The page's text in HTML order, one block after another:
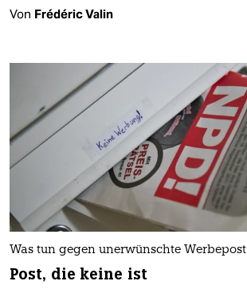
Von Frédéric Valin
Was tun gegen unerwünschte Werbepost
Post, die keine ist